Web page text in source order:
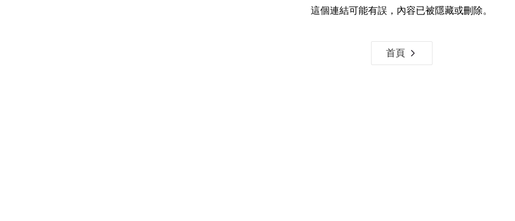
這個連結可能有誤，內容已被隱藏或刪除。
首頁